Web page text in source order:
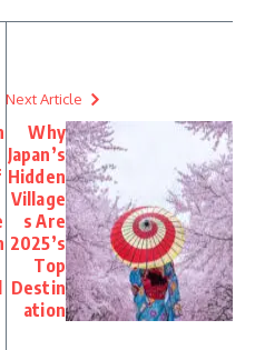
Next Article
Why
Japan’s
Hidden
Village
s Are
2025’s
Top
Destin
ation